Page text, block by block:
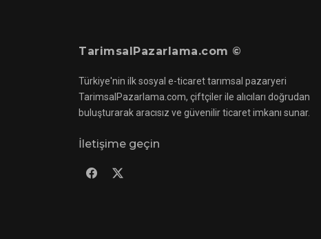
TarimsalPazarlama.com ©
Türkiye'nin ilk sosyal e-ticaret tarımsal pazaryeri
TarimsalPazarlama.com, çiftçiler ile alıcıları doğrudan
buluşturarak aracısız ve güvenilir ticaret imkanı sunar.
İletişime geçin